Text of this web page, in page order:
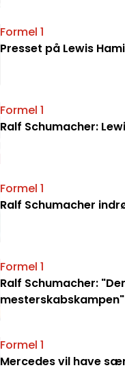
Formel 1
Presset på Lewis
Formel 1
Ralf Schumacher:
Formel 1
Ralf Schumacher
Formel 1
Ralf Schumacher:
mesterskabskampen"
Formel 1
Mercedes vil have